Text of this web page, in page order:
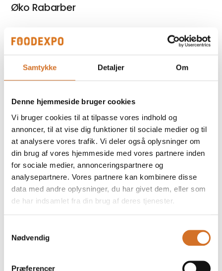
Samtykke Detaljer Om
Denne hjemmeside bruger cookies
Vi bruger cookies til at tilpasse vores indhold og
annoncer, til at vise dig funktioner til sociale medier og til
at analysere vores trafik. Vi deler også oplysninger om
din brug af vores hjemmeside med vores partnere inden
for sociale medier, annonceringspartnere og
analysepartnere. Vores partnere kan kombinere disse
data med andre oplysninger, du har givet dem, eller som
de har indsamlet fra din brug af deres tjenester.
Nødvendig
Præferencer
Øko Rabarber
Øko Hyldeblomst